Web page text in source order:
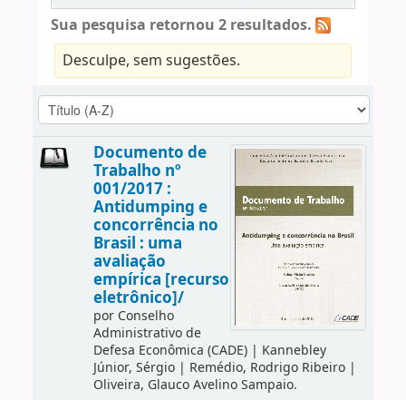
Sua pesquisa retornou 2 resultados.
Desculpe, sem sugestões.
Documento de
Trabalho nº
001/2017 :
Antidumping e
concorrência no
Brasil : uma
avaliação
empírica [recurso
eletrônico]/
por Conselho
Administrativo de
Defesa Econômica (CADE)| Kannebley
Júnior, Sérgio| Remédio, Rodrigo Ribeiro|
Oliveira, Glauco Avelino Sampaio.